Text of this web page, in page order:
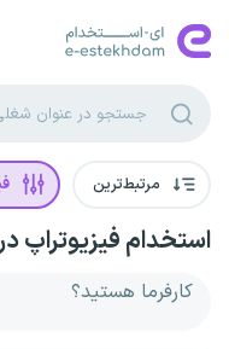
مرتبط‌ترین
استخدام فیزیوتراپ
کارفرما هستید؟